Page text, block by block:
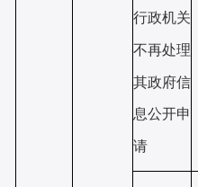
行政机关
不再处理
其政府信
息公开申
请